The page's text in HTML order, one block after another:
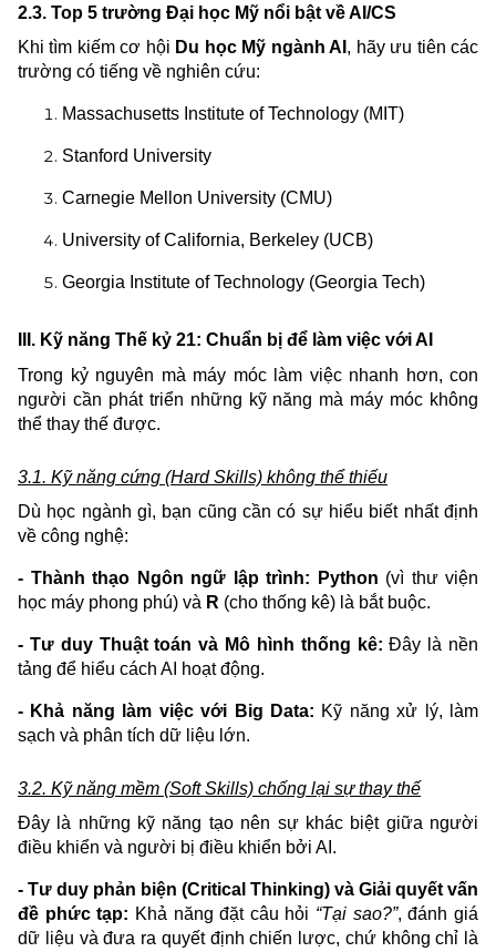
2.3. Top 5 trường Đại học Mỹ nổi bật về AI/CS
Khi tìm kiếm cơ hội Du học Mỹ ngành AI , hãy ưu tiên các
trường có tiếng về nghiên cứu:
Massachusetts Institute of Technology (MIT)
Stanford University
Carnegie Mellon University (CMU)
University of California, Berkeley (UCB)
Georgia Institute of Technology (Georgia Tech)
III. Kỹ năng Thế kỷ 21: Chuẩn bị để làm việc với AI
Trong kỷ nguyên mà máy móc làm việc nhanh hơn, con
người cần phát triển những kỹ năng mà máy móc không
thể thay thế được.
3.1. Kỹ năng cứng (Hard Skills) không thể thiếu
Dù học ngành gì, bạn cũng cần có sự hiểu biết nhất định
về công nghệ:
- Thành thạo Ngôn ngữ lập trình: Python (vì thư viện
học máy phong phú) và R (cho thống kê) là bắt buộc.
- Tư duy Thuật toán và Mô hình thống kê: Đây là nền
tảng để hiểu cách AI hoạt động.
- Khả năng làm việc với Big Data: Kỹ năng xử lý, làm
sạch và phân tích dữ liệu lớn.
3.2. Kỹ năng mềm (Soft Skills) chống lại sự thay thế
Đây là những kỹ năng tạo nên sự khác biệt giữa người
điều khiển và người bị điều khiển bởi AI.
- Tư duy phản biện (Critical Thinking) và Giải quyết vấn
đề phức tạp: Khả năng đặt câu hỏi “Tại sao?”, đánh giá
dữ liệu và đưa ra quyết định chiến lược, chứ không chỉ là